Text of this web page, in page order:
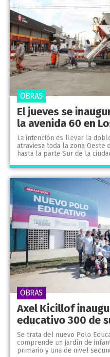
El jueves se
la avenida 60 en
La intención es llevar la
atraviesa toda la zona Oeste
hasta la parte Sur de la
OBRAS
Axel Kicillof
educativo 300 de
Se trata del nuevo Polo
comprende un jardín de
primario y una de nivel
OBRAS